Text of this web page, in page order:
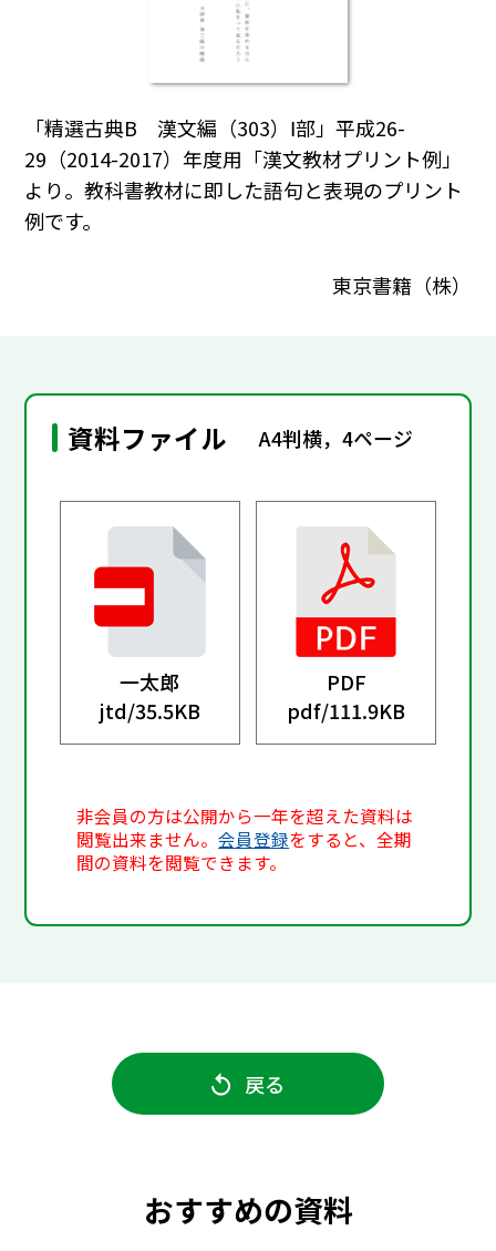
「精選古典B 漢文編（303）Ⅰ部」平成26-
29（2014-2017）年度用「漢文教材プリント例」
より。教科書教材に即した語句と表現のプリント
例です。
東京書籍（株）
資料ファイル A4判横，4ページ
一太郎
jtd/35.5KB
PDF
pdf/111.9KB
非会員の方は公開から一年を超えた資料は
閲覧出来ません。会員登録をすると、全期
間の資料を閲覧できます。
戻る
おすすめの資料